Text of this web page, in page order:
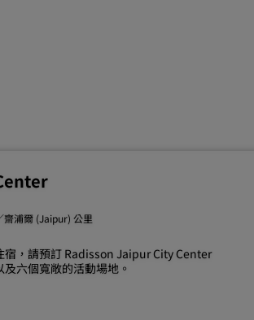
齋浦爾 (Jaipur) 公里
，請預訂 Radisson Jaipur City Center
六個寬敞的活動場地。